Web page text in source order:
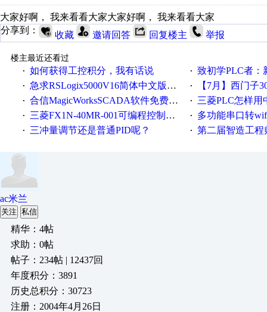
大家好啊， 我来看看大家大家好啊， 我来看看大家
分享到：
收藏 邀请回答 回复楼主 举报
楼主最近还看过
· 如何获得工控积分，我有话说 · 致初学PLC者：新人
· 急求RSLogix5000V16简体中文版！！！急急急 · 【7月】西门子300/
· 合信MagicWorksSCADA软件免费下载，好礼相送，并提供技术支持，永久免费！ · 三菱PLC怎样用
· 三菱FX1N-40MR-001可编程控制器输入端口故障维修一例 · 多功能串口转wifi/以太网转WIFI/串口转以太网/
· 三冲量调节还是普通PID呢？ · 第二届智造工程师节
ac米兰
关注 私信
精华：4帖
求助：0帖
帖子：234帖 | 12437回
年度积分：3891
历史总积分：30723
注册：2004年4月26日